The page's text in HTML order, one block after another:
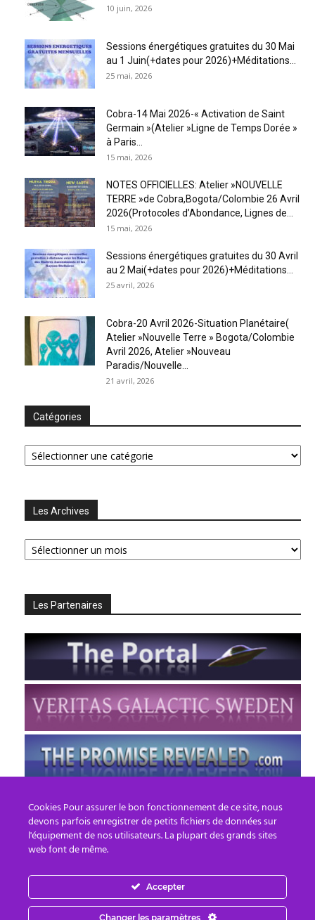
10 juin, 2026
Sessions énergétiques gratuites du 30 Mai
au 1 Juin(+dates pour 2026)+Méditations...
25 mai, 2026
Cobra-14 Mai 2026-« Activation de Saint
Germain »(Atelier »Ligne de Temps Dorée »
à Paris...
15 mai, 2026
NOTES OFFICIELLES: Atelier »NOUVELLE
TERRE »de Cobra,Bogota/Colombie 26 Avril
2026(Protocoles d’Abondance, Lignes de...
15 mai, 2026
Sessions énergétiques gratuites du 30 Avril
au 2 Mai(+dates pour 2026)+Méditations...
25 avril, 2026
Cobra-20 Avril 2026-Situation Planétaire(
Atelier »Nouvelle Terre » Bogota/Colombie
Avril 2026, Atelier »Nouveau
Paradis/Nouvelle...
21 avril, 2026
Catégories
Catégories
Les Archives
Les
Archives
Les Partenaires
FR EN
Cookies Pour assurer le bon fonctionnement de ce site, nous
devons parfois enregistrer de petits fichiers de données sur
l'équipement de nos utilisateurs. La plupart des grands sites
web font de même.
Accepter
Changer les paramètres